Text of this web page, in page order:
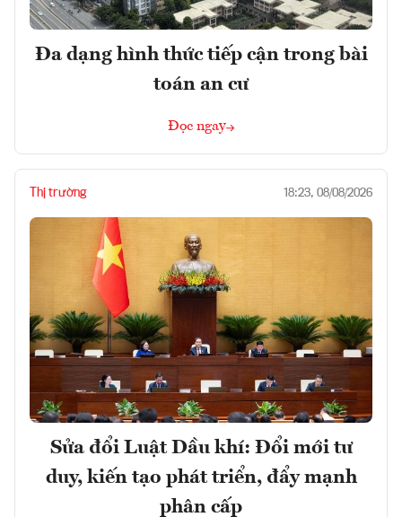
Đa dạng hình thức tiếp cận trong bài
toán an cư
Đọc ngay
Thị trường 18:23, 08/08/2026
Sửa đổi Luật Dầu khí: Đổi mới tư
duy, kiến tạo phát triển, đẩy mạnh
phân cấp